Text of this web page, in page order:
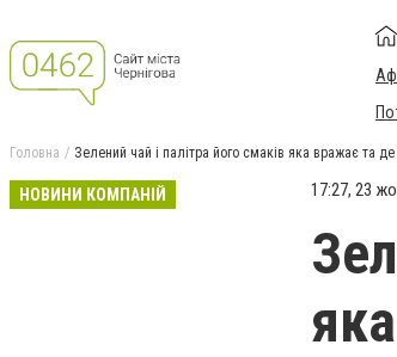
Головна Зелений чай і палітра його смаків яка вражає та
НОВИНИ КОМПАНІЙ 17:27, 23